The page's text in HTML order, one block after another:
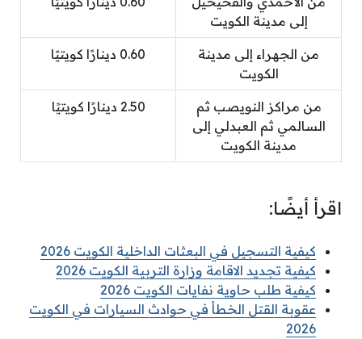
إلى مدينة الكويت
من الجهراء إلى مدينة
الكويت
0.60 دينارًا كويتيًا
من مراكز النويصب ثم
السالمي ثم العبدلي إلى
مدينة الكويت
2.50 دينارًا كويتيًا
اقرأ أيضًا:
كيفية التسجيل في البعثات الداخلية الكويت 2026
كيفية تجديد الاقامة وزارة التربية الكويت 2026
كيفية طلب حاوية نفايات الكويت 2026
عقوبة القتل الخطأ في حوادث السيارات في الكويت
2026